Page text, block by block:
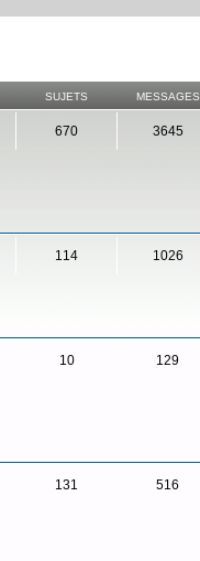
SUJETS MESSAGES
670 3645
114 1026
10 129
131 516